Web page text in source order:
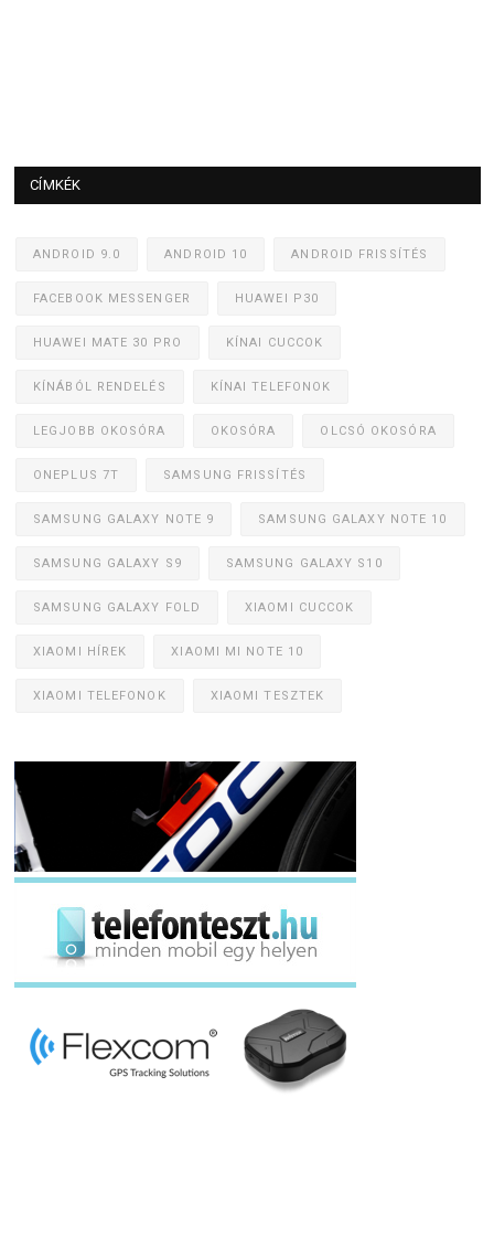
CÍMKÉK
ANDROID 9.0 ANDROID 10 ANDROID FRISSÍTÉS
FACEBOOK MESSENGER HUAWEI P30
HUAWEI MATE 30 PRO KÍNAI CUCCOK
KÍNÁBÓL RENDELÉS KÍNAI TELEFONOK
LEGJOBB OKOSÓRA OKOSÓRA OLCSÓ OKOSÓRA
ONEPLUS 7T SAMSUNG FRISSÍTÉS
SAMSUNG GALAXY NOTE 9 SAMSUNG GALAXY NOTE 10
SAMSUNG GALAXY S9 SAMSUNG GALAXY S10
SAMSUNG GALAXY FOLD XIAOMI CUCCOK
XIAOMI HÍREK XIAOMI MI NOTE 10
XIAOMI TELEFONOK XIAOMI TESZTEK